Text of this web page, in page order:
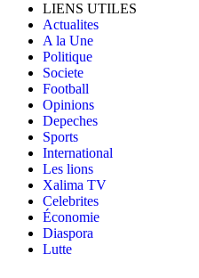
LIENS UTILES
Actualites
A la Une
Politique
Societe
Football
Opinions
Depeches
Sports
International
Les lions
Xalima TV
Celebrites
Économie
Diaspora
Lutte